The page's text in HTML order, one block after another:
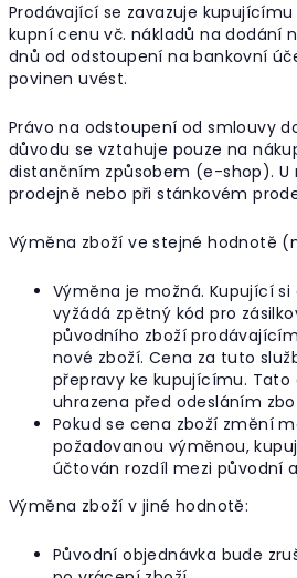
Prodávající se zavazuje
kupní cenu vč. nákladů na dodání
dnů od odstoupení na bankovní
povinen uvést.
Právo na odstoupení od smlouvy
důvodu se vztahuje pouze na
distančním způsobem (e-shop). U
prodejně nebo při stánkovém
Výměna zboží ve stejné hodnotě
Výměna je možná. Kupující
vyžádá zpětný kód pro
původního zboží
nové zboží. Cena za tuto
přepravy ke kupujícímu.
uhrazena před odesláním
Pokud se cena zboží změní
požadovanou výměnou,
účtován rozdíl mezi původní
Výměna zboží v jiné hodnotě:
Původní objednávka bude